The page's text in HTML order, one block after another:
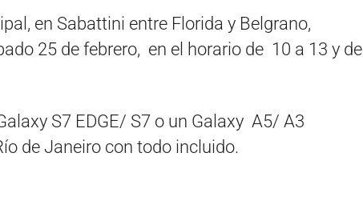
en Sabattini entre Florida y Belgrano,
25 de febrero, en el horario de 10 a 13 y de
S7 EDGE/ S7 o un Galaxy A5/ A3
de Janeiro con todo incluido.